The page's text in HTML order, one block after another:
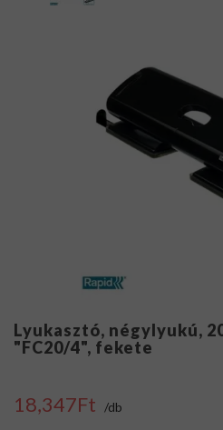
Lyukasztó, négylyukú,
"FC20/4", fekete
18,347Ft /db